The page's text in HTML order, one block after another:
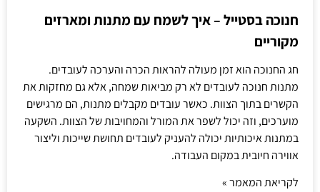
חנוכה בסטייל – איך לשמח עם מתנות ומארזים
מקוריים
חג החנוכה הוא זמן מעולה להראות הכרה והערכה לעובדים.
מתנות חנוכה לעובדים לא רק מביאות שמחה, אלא גם מחזקות את
הקשרים בתוך הצוות. כאשר עובדים מקבלים מתנות, הם מרגישים
מוערכים, וזה יכול לשפר את המורל והמחויבות של הצוות. השקעה
במתנות איכותיות יכולה להעניק לעובדים תחושת שייכות וליצור
אווירה חיובית במקום העבודה.
לקריאת המאמר »